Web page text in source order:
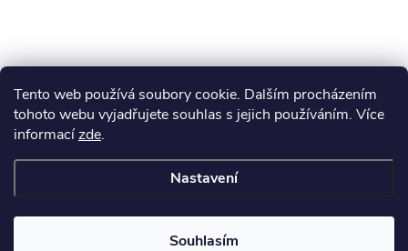
Tento web používá soubory cookie. Dalším procházením
tohoto webu vyjadřujete souhlas s jejich používáním. Více
informacízde.
Nastavení
Souhlasím